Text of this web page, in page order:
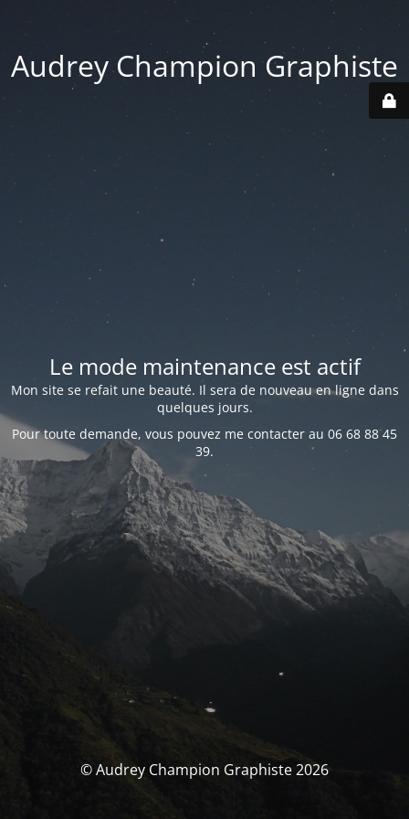
Audrey Champion Graphiste
Le mode maintenance est actif
Mon site se refait une beauté. Il sera de nouveau en ligne dans
quelques jours.
Pour toute demande, vous pouvez me contacter au 06 68 88 45
39.
© Audrey Champion Graphiste 2026